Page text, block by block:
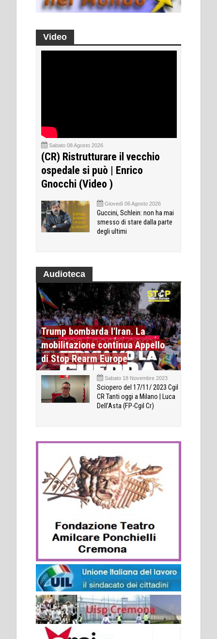
Video
Sabato 08 Agosto 2026
(CR) Ristrutturare il vecchio
ospedale si può | Enrico
Gnocchi (Video )
Giovedì 06 Agosto 2026
Guccini, Schlein: non ha mai
smesso di stare dalla parte
degli ultimi
Audioteca
Trump bombarda l'Iran. La
mobilitazione continua Appello
di Stop Rearm Europe
Sabato 18 Novembre 2023
Sciopero del 17/11/ 2023 Cgil
CR Tanti oggi a Milano | Luca
Dell’Asta (FP-Cgil Cr)